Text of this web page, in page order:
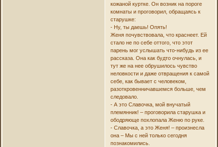
кожаной куртке. Он возник на пороге
комнаты и проговорил, обращаясь к
старушке:
- Ну, ты даешь! Опять!
Женя почувствовала, что краснеет. Ей
стало не по себе оттого, что этот
парень мог услышать что-нибудь из ее
рассказа. Она как будто очнулась, и
тут же на нее обрушилось чувство
неловкости и даже отвращения к самой
себе, как бывает с человеком,
разоткровенничавшемся больше, чем
следовало.
- А это Славочка, мой внучатый
племянник! – проговорила старушка и
ободряюще похлопала Женю по руке.
- Славочка, а это Женя! – произнесла
она – Мы с ней только сегодня
познакомились.